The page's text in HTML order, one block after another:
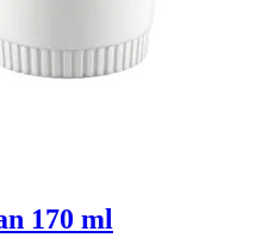
170 ml